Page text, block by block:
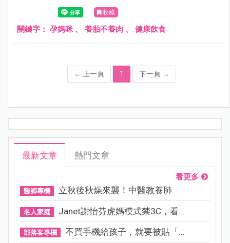
收藏
關鍵字： 孕媽咪 、 養胎不養肉 、 健康飲食
← 上一頁 1 下一頁 →
最新文章 熱門文章
看更多
醫師專欄 立秋後秋燥來襲！中醫教養肺...
名人家庭 Janet謝怡芬虎媽模式禁3C，看...
部落客專欄 不買手機給孩子，就要被貼「...